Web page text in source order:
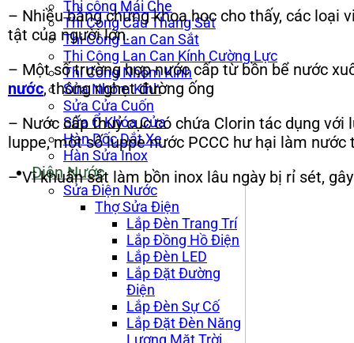
Thi công Mái Che
Thi Công Cầu Thang Sắt
Thi Công Lan Can Sắt
Thi Công Lan Can Kính Cường Lực
Thi Công Nhôm Kính
Sửa Nhôm Kính
Sửa Cửa Cuốn
Sửa Ổ Khóa Cửa
Hàn Dốc Dắt Xe
Hàn Sửa Inox
Điện Nước
Sửa Điện Nước
Thợ Sửa Điện
Lắp Đèn Trang Trí
Lắp Đồng Hồ Điện
Lắp Đèn LED
Lắp Đặt Đường
Điện
Lắp Đèn Sự Cố
Lắp Đặt Đèn Năng
Lượng Mặt Trời
– Nhiều bằng chứng khoa học cho thấy, các loại
tật của người lớn.
– Một số trường hợp nước cấp từ bồn bể nước
nước, thông nghẹt đường ống
– Nước cấp thuỷ cục có chứa Clorin tác dụng
luppe, một số luppe nước PCCC hư hại làm
– Vi khuẩn sắt làm bồn inox lâu ngày bị rỉ sét,